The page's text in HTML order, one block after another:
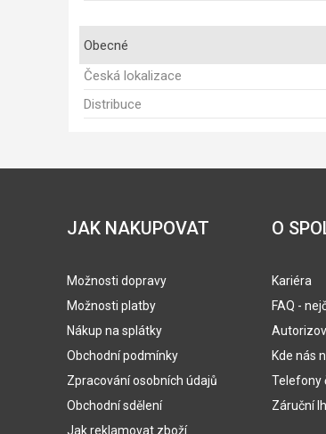
Obecné
Česká lokalizace
Distribuce
JAK NAKUPOVAT
Možnosti dopravy
Možnosti platby
Nákup na splátky
Obchodní podmínky
Zpracování osobních údajů
Obchodní sdělení
Jak reklamovat zboží
O
Kariéra
FAQ -
Kde nás
Telefony
Záruční